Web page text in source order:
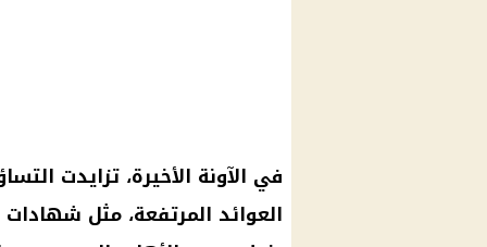
في الآونة الأخيرة، تزايدت